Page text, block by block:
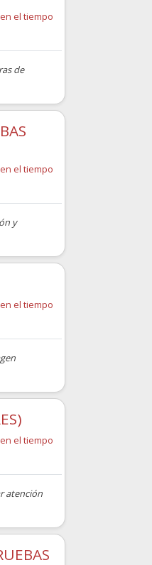
el tiempo
de
el tiempo
y
el tiempo
el tiempo
atención